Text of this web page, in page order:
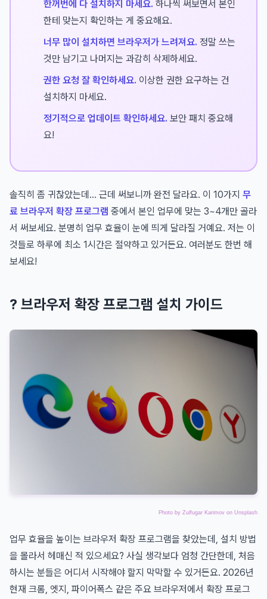
한꺼번에 다 설치하지 마세요. 하나씩 써보면서 본인
한테 맞는지 확인하는 게 중요해요.
너무 많이 설치하면 브라우저가 느려져요. 정말 쓰는
것만 남기고 나머지는 과감히 삭제하세요.
권한 요청 잘 확인하세요. 이상한 권한 요구하는 건
설치하지 마세요.
정기적으로 업데이트 확인하세요. 보안 패치 중요해
요!
솔직히 좀 귀찮았는데... 근데 써보니까 완전 달라요. 이 10가지 무
료 브라우저 확장 프로그램 중에서 본인 업무에 맞는 3~4개만 골라
서 써보세요. 분명히 업무 효율이 눈에 띄게 달라질 거예요. 저는 이
것들로 하루에 최소 1시간은 절약하고 있거든요. 여러분도 한번 해
보세요!
? 브라우저 확장 프로그램 설치 가이드
Photo by Zulfugar Karimov on Unsplash
업무 효율을 높이는 브라우저 확장 프로그램을 찾았는데, 설치 방법
을 몰라서 헤매신 적 있으세요? 사실 생각보다 엄청 간단한데, 처음
하시는 분들은 어디서 시작해야 할지 막막할 수 있거든요. 2026년
현재 크롬, 엣지, 파이어폭스 같은 주요 브라우저에서 확장 프로그